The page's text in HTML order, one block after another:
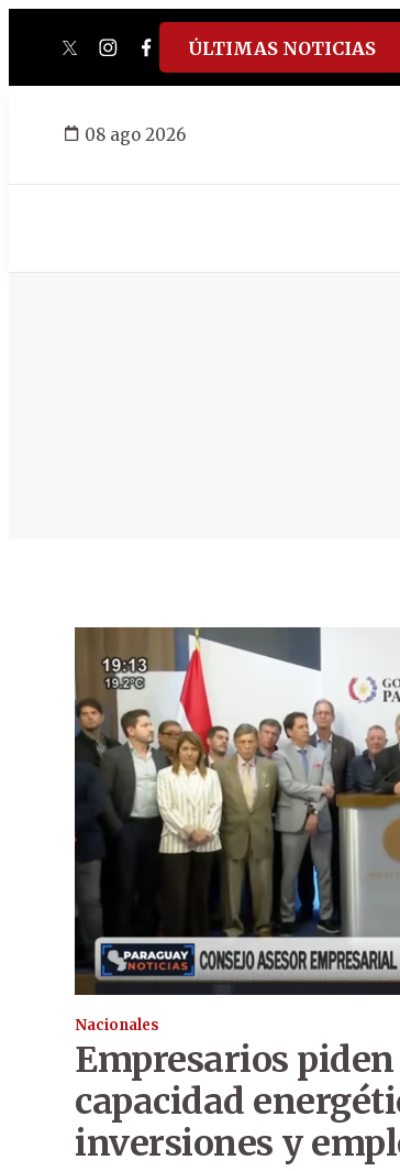
twitterinstagram
facebook
tiktokyoutube
spotify
ÚLTIMAS NOTICIAS
08 ago 2026
Nacionales
Empresarios
capacidad
inversiones y